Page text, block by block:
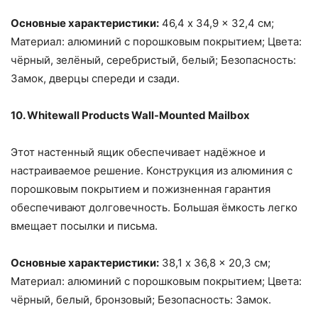
Основные характеристики: 46,4 x 34,9 x 32,4 см;
Материал: алюминий с порошковым покрытием; Цвета:
чёрный, зелёный, серебристый, белый; Безопасность:
Замок, дверцы спереди и сзади.
10. Whitewall Products Wall-Mounted Mailbox
Этот настенный ящик обеспечивает надёжное и
настраиваемое решение. Конструкция из алюминия с
порошковым покрытием и пожизненная гарантия
обеспечивают долговечность. Большая ёмкость легко
вмещает посылки и письма.
Основные характеристики: 38,1 x 36,8 x 20,3 см;
Материал: алюминий с порошковым покрытием; Цвета:
чёрный, белый, бронзовый; Безопасность: Замок.